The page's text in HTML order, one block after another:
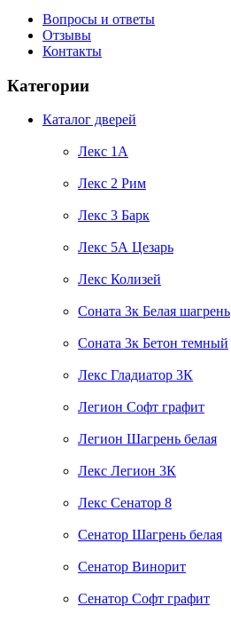
Вопросы и ответы
Отзывы
Контакты
Категории
Каталог дверей
Лекс 1А
Лекс 2 Рим
Лекс 3 Барк
Лекс 5А Цезарь
Лекс Колизей
Соната 3к Белая шагрень
Соната 3к Бетон темный
Лекс Гладиатор 3К
Легион Софт графит
Легион Шагрень белая
Лекс Легион 3К
Лекс Сенатор 8
Сенатор Шагрень белая
Сенатор Винорит
Сенатор Софт графит